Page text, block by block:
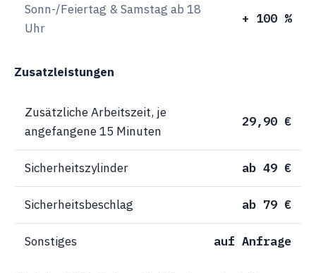
Sonn-/Feiertag & Samstag ab 18
Uhr
+ 100 %
Zusatzleistungen
Zusätzliche Arbeitszeit, je
angefangene 15 Minuten
29,90 €
Sicherheitszylinder ab 49 €
Sicherheitsbeschlag ab 79 €
Sonstiges auf Anfrage